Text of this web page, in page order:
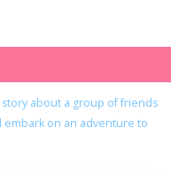
story about a group of friends
on an adventure to